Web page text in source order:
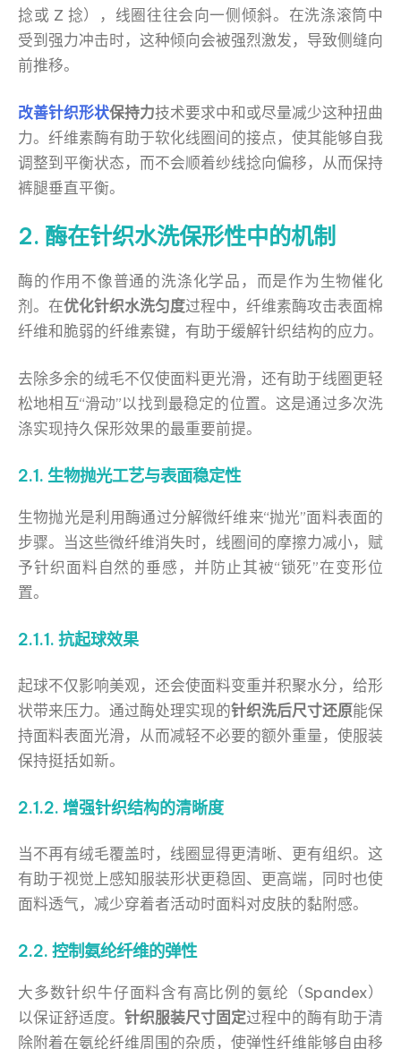
捻或 Z 捻），线圈往往会向一侧倾斜。在洗涤滚筒中
受到强力冲击时，这种倾向会被强烈激发，导致侧缝向
前推移。
改善针织形状保持力技术要求中和或尽量减少这种扭曲
力。纤维素酶有助于软化线圈间的接点，使其能够自我
调整到平衡状态，而不会顺着纱线捻向偏移，从而保持
裤腿垂直平衡。
2. 酶在针织水洗保形性中的机制
酶的作用不像普通的洗涤化学品，而是作为生物催化
剂。在优化针织水洗匀度过程中，纤维素酶攻击表面棉
纤维和脆弱的纤维素键，有助于缓解针织结构的应力。
去除多余的绒毛不仅使面料更光滑，还有助于线圈更轻
松地相互“滑动”以找到最稳定的位置。这是通过多次洗
涤实现持久保形效果的最重要前提。
2.1. 生物抛光工艺与表面稳定性
生物抛光是利用酶通过分解微纤维来“抛光”面料表面的
步骤。当这些微纤维消失时，线圈间的摩擦力减小，赋
予针织面料自然的垂感，并防止其被“锁死”在变形位
置。
2.1.1. 抗起球效果
起球不仅影响美观，还会使面料变重并积聚水分，给形
状带来压力。通过酶处理实现的针织洗后尺寸还原能保
持面料表面光滑，从而减轻不必要的额外重量，使服装
保持挺括如新。
2.1.2. 增强针织结构的清晰度
当不再有绒毛覆盖时，线圈显得更清晰、更有组织。这
有助于视觉上感知服装形状更稳固、更高端，同时也使
面料透气，减少穿着者活动时面料对皮肤的黏附感。
2.2. 控制氨纶纤维的弹性
大多数针织牛仔面料含有高比例的氨纶（Spandex）
以保证舒适度。 针织服装尺寸固定过程中的酶有助于清
除附着在氨纶纤维周围的杂质，使弹性纤维能够自由移